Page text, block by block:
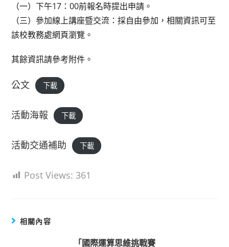
（一）下午17：00前報名時提出申請。
（三）參加線上講座暨交流：採自由參加，相關資訊可至
該校教務處網頁瀏覽。
其餘資訊請參考附件。
公文 下載
活動海報 下載
活動交通補助 下載
Post Views: 361
相關內容
「國際運算思維挑戰賽